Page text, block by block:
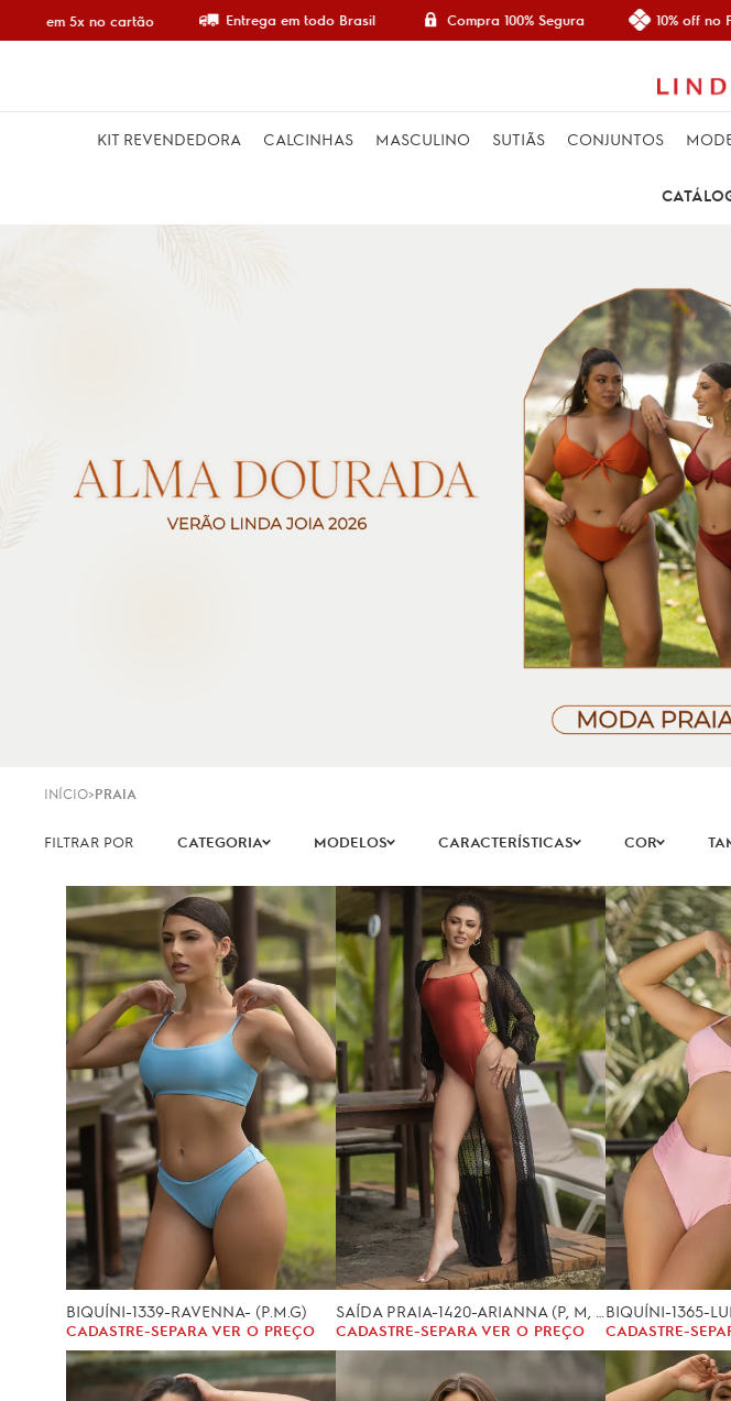
em 5x no cartão Entrega em todo Brasil Compra 100% Segura 10% off no PIX
KIT REVENDEDORA CALCINHAS MASCULINO SUTIÃS CONJUNTOS
INÍCIO PRAIA
COR
CARACTERÍSTICAS
MODELOS
CATEGORIA
BIQUÍNI-1339-RAVENNA- (P.M.G)
CADASTRE-SEPARA VER O PREÇO CADASTRE-SEPARA VER O PREÇO
BIQUÍNI-1365-
CADASTRE-SE